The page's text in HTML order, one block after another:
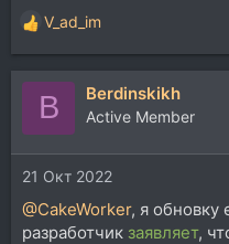
Р
е
а
и
и
:
V_ad_im
B Berdinskikh
Active Member
21 Окт 2022
@CakeWorker, я обновку
разработчик заявляет,